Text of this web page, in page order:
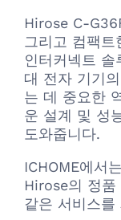
Hirose C-
그리고 컴팩
인터커넥트
대 전자 기기
는 데 중요한
운 설계 및 성
도와줍니다.
ICHOME에서
Hirose의 정품
같은 서비스를